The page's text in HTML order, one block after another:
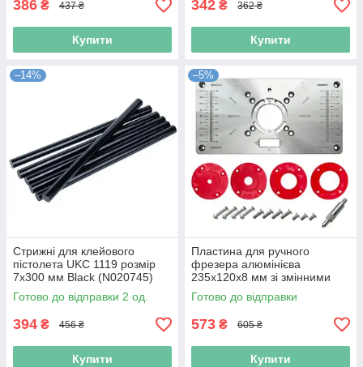
386 ₴ 437 ₴
Купити
342 ₴ 362 ₴
Купити
–14%
Стрижні для клейового
пістолета UKC 1119 розмір
7х300 мм Black (N020745)
Готово до відправки 2 од.
394 ₴ 456 ₴
Купити
–5%
Пластина для ручного
фрезера алюмінієва
235x120x8 мм зі змінними
кільцями (N019888)
Готово до відправки
573 ₴ 605 ₴
Купити